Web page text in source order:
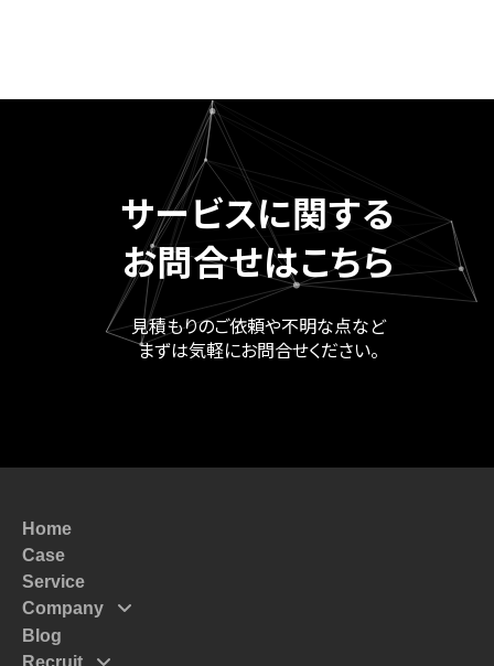
サービスに関する
お問合せはこちら
見積もりのご依頼や不明な点など
まずは気軽にお問合せください。
Home
Case
Service
Company
Mission
Blog